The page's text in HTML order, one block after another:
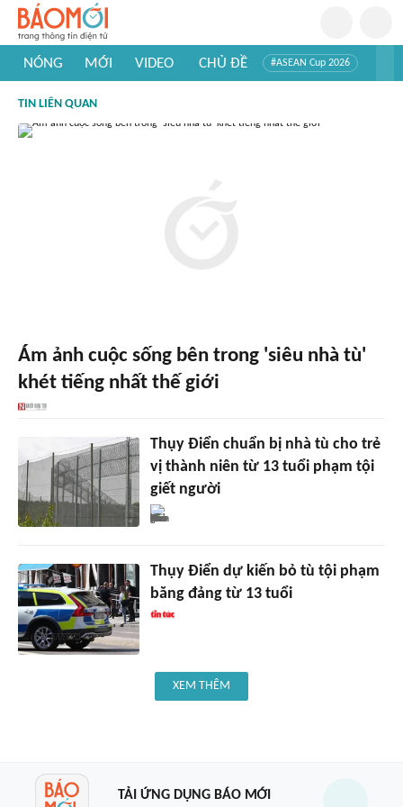
NÓNG MỚI VIDEO CHỦ ĐỀ #ASEAN Cup 2026
#Khám phá thế giới
TIN LIÊN QUAN
Ám ảnh cuộc sống bên trong 'siêu nhà tù'
khét tiếng nhất thế giới
Thụy Điển chuẩn bị nhà tù cho trẻ
vị thành niên từ 13 tuổi phạm tội
giết người
Thụy Điển dự kiến bỏ tù tội phạm
băng đảng từ 13 tuổi
XEM THÊM
TẢI ỨNG DỤNG BÁO MỚI